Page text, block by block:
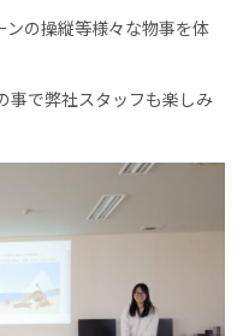
の操縦等様々な物事を体
事で弊社スタッフも楽しみ